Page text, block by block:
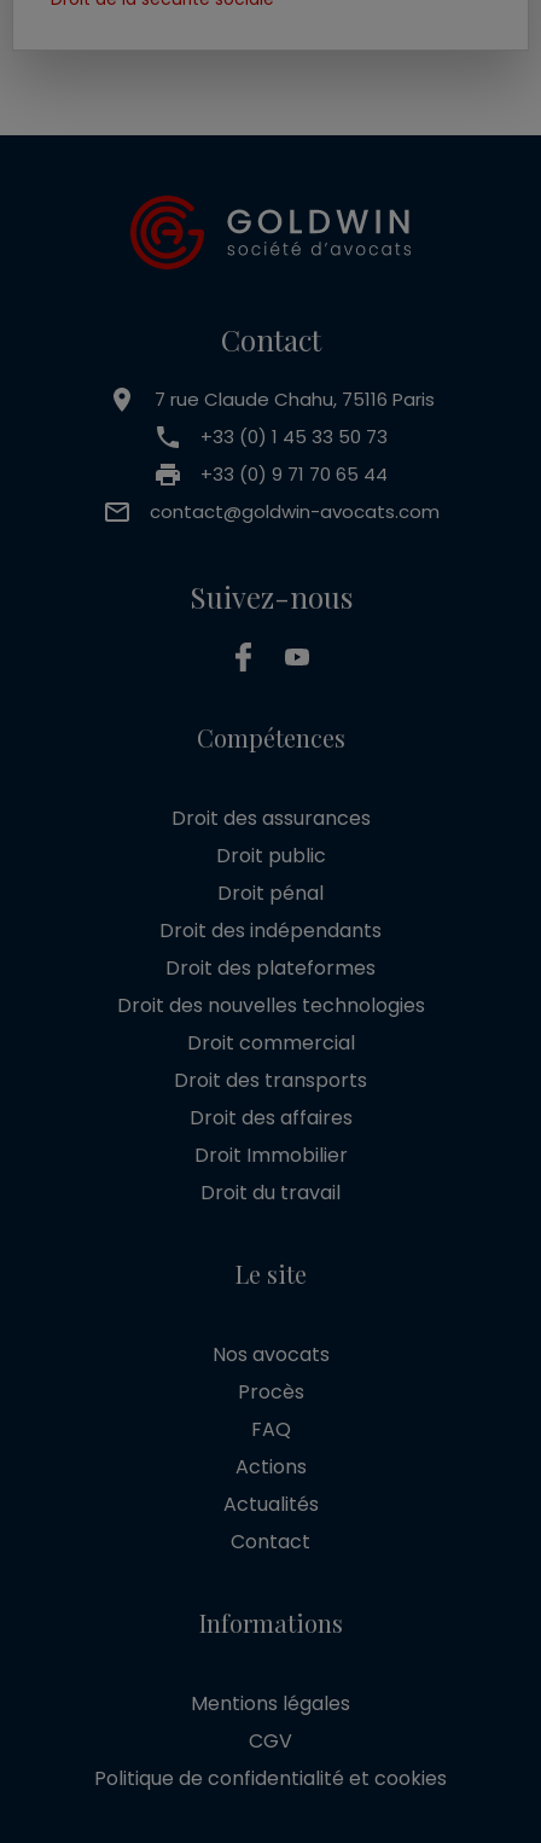
Contact
7 rue Claude Chahu, 75116 Paris
+33 (0) 1 45 33 50 73
+33 (0) 9 71 70 65 44
contact@goldwin-avocats.com
Suivez-nous
Compétences
Droit des assurances
Droit public
Droit pénal
Droit des indépendants
Droit des plateformes
Droit des nouvelles technologies
Droit commercial
Droit des transports
Droit des affaires
Droit Immobilier
Droit du travail
Le site
Nos avocats
Procès
FAQ
Actions
Actualités
Contact
Informations
Mentions légales
CGV
Politique de confidentialité et cookies